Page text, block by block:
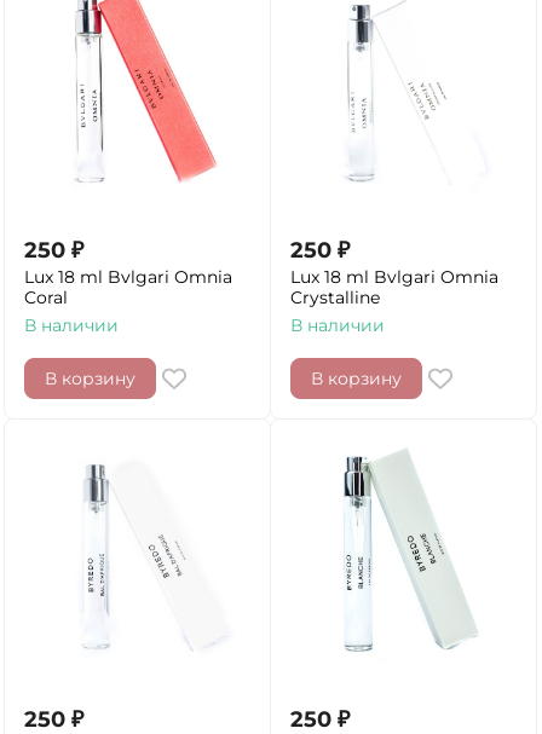
250 ₽
Lux 18 ml Bvlgari Omnia
Coral
В наличии
В корзину
250 ₽
Lux 18 ml Bvlgari Omnia
Crystalline
В наличии
В корзину
250 ₽ 250 ₽